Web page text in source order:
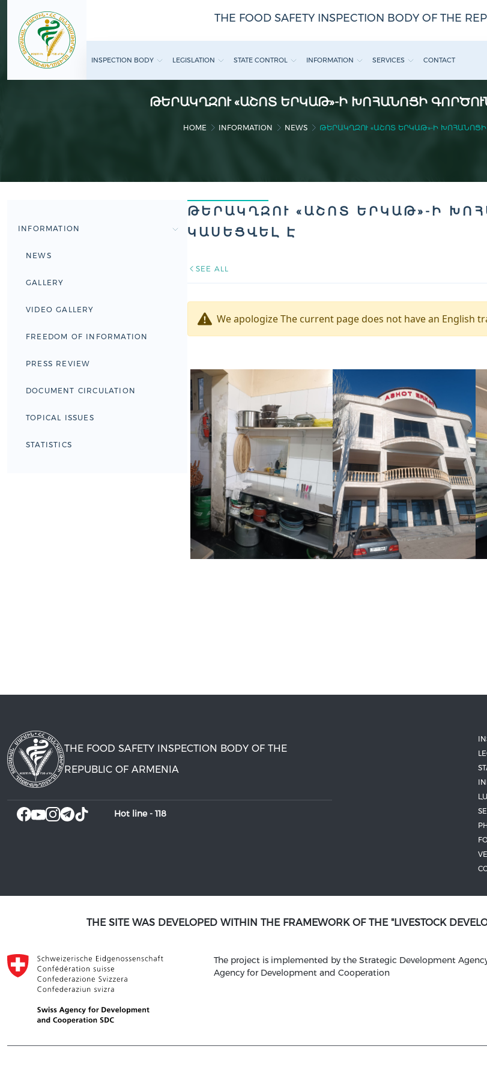
THE FOOD SAFETY INSPECTION BODY OF THE
INSPECTION BODY LEGISLATION STATE CONTROL INFORMATION SERVICES CONTACT
ԹԵՐԱԿՂԶՈՒ «ԱՇՈՏ ԵՐԿԱԹ»-Ի ԽՈՀԱՆՈՑԻ
HOME INFORMATION NEWS ԹԵՐԱԿՂԶՈՒ «ԱՇՈՏ ԵՐԿԱԹ»-Ի
INFORMATION
NEWS
GALLERY
VIDEO GALLERY
FREEDOM OF INFORMATION
PRESS REVIEW
DOCUMENT CIRCULATION
TOPICAL ISSUES
STATISTICS
ԹԵՐԱԿՂԶՈՒ «ԱՇՈՏ ԵՐԿԱԹ»-Ի
ԿԱՍԵՑՎԵԼ Է
SEE ALL
We apologize The current page does not have an English
THE FOOD SAFETY INSPECTION BODY OF THE
REPUBLIC OF ARMENIA
Hot line - 118
THE SITE WAS DEVELOPED WITHIN THE FRAMEWORK OF THE "LIVESTOCK
The project is implemented by the Strategic Development
Agency for Development and Cooperation